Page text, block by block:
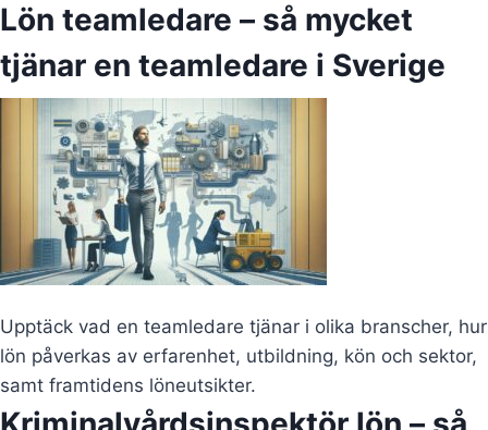
Lön teamledare – så mycket
tjänar en teamledare i Sverige
Upptäck vad en teamledare tjänar i olika branscher, hur
lön påverkas av erfarenhet, utbildning, kön och sektor,
samt framtidens löneutsikter.